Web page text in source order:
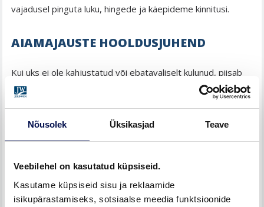
Nõusolek Üksikasjad Teave
Veebilehel on kasutatud küpsiseid.
Kasutame küpsiseid sisu ja reklaamide
isikupärastamiseks, sotsiaalse meedia funktsioonide
vajadusel pinguta luku, hingede ja käepideme kinnitusi.
AIAMAJAUSTE HOOLDUSJUHEND
Kui uks ei ole kahjustatud või ebatavaliselt kulunud, piisab
kergest puhastamisest hariliku puhastusainega. Vaata
Vastavalt vajadusele puhasta lävepakk tolmust ja liivast.
vajadusele. Vähemalt korra aastas kontrolli ja vajadusel